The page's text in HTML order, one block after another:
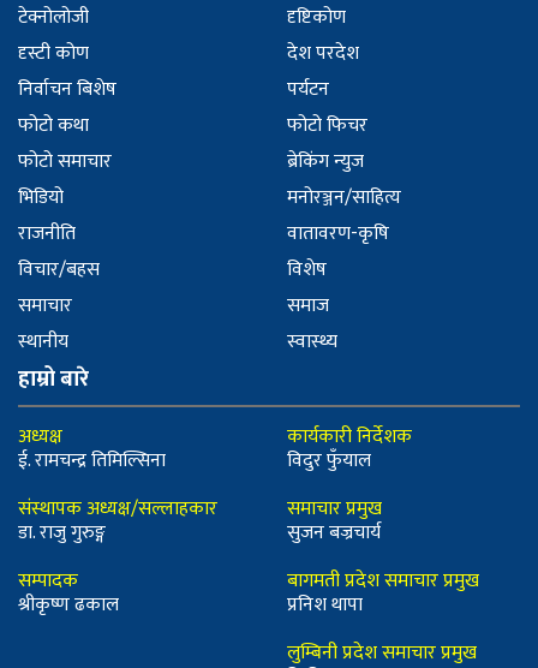
टेक्नोलोजी
दृष्टिकोण
दृस्टी कोण
देश परदेश
निर्वाचन बिशेष
पर्यटन
फोटो कथा
फोटो फिचर
फोटो समाचार
ब्रेकिंग न्युज
भिडियो
मनोरञ्जन/साहित्य
राजनीति
वातावरण-कृषि
विचार/बहस
विशेष
समाचार
समाज
स्थानीय
स्वास्थ्य
हाम्रो बारे
अध्यक्ष
ई. रामचन्द्र तिमिल्सिना
संस्थापक अध्यक्ष/सल्लाहकार
डा. राजु गुरुङ्ग
सम्पादक
श्रीकृष्ण ढकाल
कार्यकारी निर्देशक
विदुर फुँयाल
समाचार प्रमुख
सुजन बज्रचार्य
बागमती प्रदेश समाचार प्रमुख
प्रनिश थापा
लुम्बिनी प्रदेश समाचार प्रमुख